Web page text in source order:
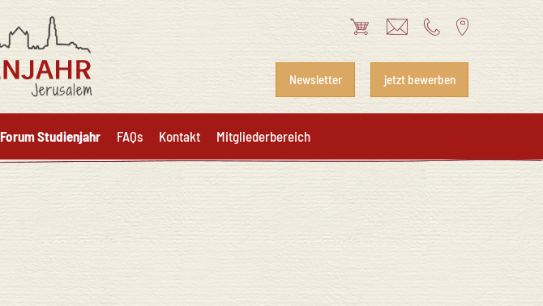
jetzt bewerben
Newsletter
Forum Studienjahr FAQs Kontakt Mitgliederbereich